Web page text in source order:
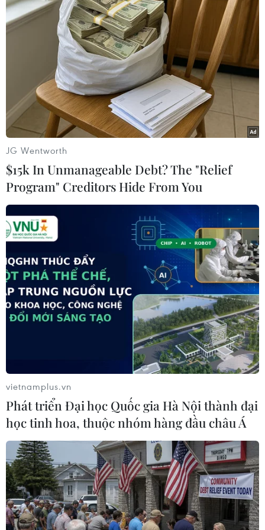
TIN LIÊN QUAN
Phiến quân IS hành quyết 40 người ở tỉnh
Anbar của Iraq
18/02/2015 02:54
Các phiến quân IS đã hành quyết 40 người, trong đó có
nhiều người là nhân viên an ninh, tại thị trấn al-
Baghdadi thuộc tỉnh Anbar, miền Tây Iraq.
JG Wentworth
$15k In Unmanageable Debt? The "Relief
Program" Creditors Hide From You
vietnamplus.vn
Phát triển Đại học Quốc gia Hà Nội thành đại
học tinh hoa, thuộc nhóm hàng đầu châu Á